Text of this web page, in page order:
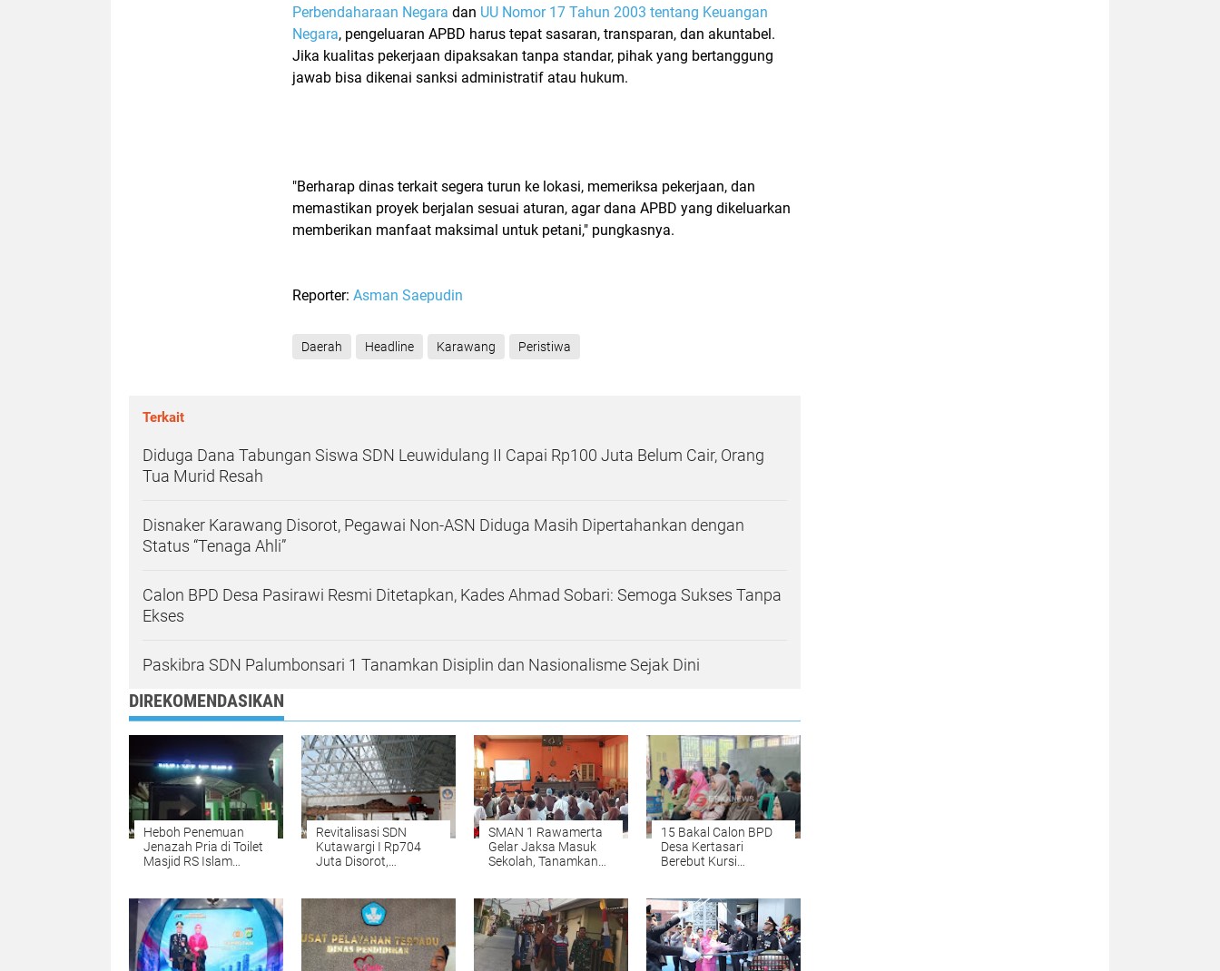
Perbendaharaan Negara dan UU Nomor 17 Tahun 2003 tentang Keuangan
Negara, pengeluaran APBD harus tepat sasaran, transparan, dan akuntabel.
Jika kualitas pekerjaan dipaksakan tanpa standar, pihak yang bertanggung
jawab bisa dikenai sanksi administratif atau hukum.
"Berharap dinas terkait segera turun ke lokasi, memeriksa pekerjaan, dan
memastikan proyek berjalan sesuai aturan, agar dana APBD yang dikeluarkan
memberikan manfaat maksimal untuk petani," pungkasnya.
Reporter: Asman Saepudin
Daerah Headline Karawang Peristiwa
Terkait
Diduga Dana Tabungan Siswa SDN Leuwidulang II Capai Rp100 Juta Belum Cair, Orang
Tua Murid Resah
Disnaker Karawang Disorot, Pegawai Non-ASN Diduga Masih Dipertahankan dengan
Status “Tenaga Ahli”
Calon BPD Desa Pasirawi Resmi Ditetapkan, Kades Ahmad Sobari: Semoga Sukses Tanpa
Ekses
Paskibra SDN Palumbonsari 1 Tanamkan Disiplin dan Nasionalisme Sejak Dini
DIREKOMENDASIKAN
Heboh Penemuan
Jenazah Pria di Toilet
Masjid RS Islam
Revitalisasi SDN
Kutawargi I Rp704
Juta Disorot,
Lokasi Proyek Dinilai
Minim
SMAN 1 Rawamerta
Gelar Jaksa Masuk
Sekolah, Tanamkan
15 Bakal Calon BPD
Desa Kertasari
Berebut Kursi
Diundi